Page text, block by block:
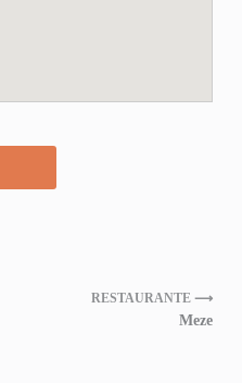
RESTAURANTE ⟶
Meze